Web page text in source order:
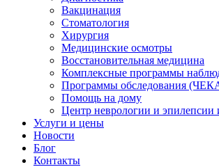
Вакцинация
Стоматология
Хирургия
Медицинские осмотры
Восстановительная медицина
Комплексные программы
Программы обследования
Помощь на дому
Центр неврологии и
Услуги и цены
Новости
Блог
Контакты